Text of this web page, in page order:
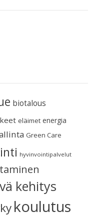
biotalous
eläimet energia
Green Care
hyvinvointipalvelut
kehitys
koulutus